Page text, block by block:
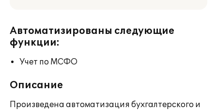
Автоматизированы следующие
функции:
Учет по МСФО
Описание
Произведена автоматизация бухгалтерского и